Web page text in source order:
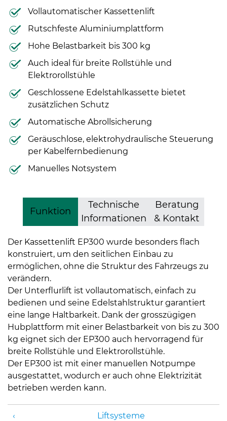
Vollautomatischer Kassettenlift
Rutschfeste Aluminiumplattform
Hohe Belastbarkeit bis 300 kg
Auch ideal für breite Rollstühle und
Elektrorollstühle
Geschlossene Edelstahlkassette bietet
zusätzlichen Schutz
Automatische Abrollsicherung
Geräuschlose, elektrohydraulische Steuerung
per Kabelfernbedienung
Manuelles Notsystem
Funktion
Technische
Informationen
Beratung
& Kontakt
Der Kassettenlift EP300 wurde besonders flach
konstruiert, um den seitlichen Einbau zu
ermöglichen, ohne die Struktur des Fahrzeugs zu
verändern.
Der Unterflurlift ist vollautomatisch, einfach zu
bedienen und seine Edelstahlstruktur garantiert
eine lange Haltbarkeit. Dank der grosszügigen
Hubplattform mit einer Belastbarkeit von bis zu 300
kg eignet sich der EP300 auch hervorragend für
breite Rollstühle und Elektrorollstühle.
Der EP300 ist mit einer manuellen Notpumpe
ausgestattet, wodurch er auch ohne Elektrizität
betrieben werden kann.
Liftsysteme